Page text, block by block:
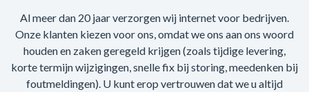
Al meer dan 20 jaar verzorgen wij internet voor bedrijven.
Onze klanten kiezen voor ons, omdat we ons aan ons woord
houden en zaken geregeld krijgen (zoals tijdige levering,
korte termijn wijzigingen, snelle fix bij storing, meedenken bij
foutmeldingen). U kunt erop vertrouwen dat we u altijd